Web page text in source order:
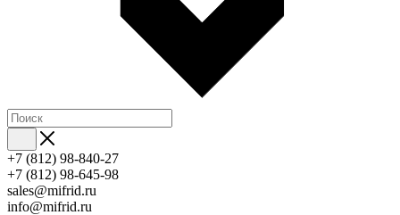
+7 (812) 98-840-27
+7 (812) 98-645-98
sales@mifrid.ru
info@mifrid.ru